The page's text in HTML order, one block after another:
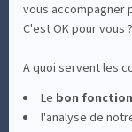
vous accompagner
C'est OK pour vous ?
A quoi servent les
Le bon
l'analyse de
CLIQUEZ-ICI POUR